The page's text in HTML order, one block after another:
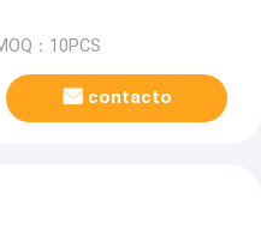
：10PCS
contacto